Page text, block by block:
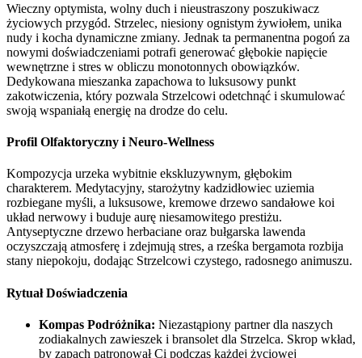
Wieczny optymista, wolny duch i nieustraszony poszukiwacz
życiowych przygód. Strzelec, niesiony ognistym żywiołem, unika
nudy i kocha dynamiczne zmiany. Jednak ta permanentna pogoń za
nowymi doświadczeniami potrafi generować głębokie napięcie
wewnętrzne i stres w obliczu monotonnych obowiązków.
Dedykowana mieszanka zapachowa to luksusowy punkt
zakotwiczenia, który pozwala Strzelcowi odetchnąć i skumulować
swoją wspaniałą energię na drodze do celu.
Profil Olfaktoryczny i Neuro-Wellness
Kompozycja urzeka wybitnie ekskluzywnym, głębokim
charakterem. Medytacyjny, starożytny kadzidłowiec uziemia
rozbiegane myśli, a luksusowe, kremowe drzewo sandałowe koi
układ nerwowy i buduje aurę niesamowitego prestiżu.
Antyseptyczne drzewo herbaciane oraz bułgarska lawenda
oczyszczają atmosferę i zdejmują stres, a rześka bergamota rozbija
stany niepokoju, dodając Strzelcowi czystego, radosnego animuszu.
Rytuał Doświadczenia
Kompas Podróżnika: Niezastąpiony partner dla naszych
zodiakalnych zawieszek i bransolet dla Strzelca. Skrop wkład,
by zapach patronował Ci podczas każdej życiowej